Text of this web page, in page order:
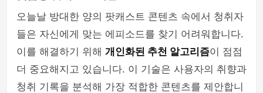
오늘날 방대한 양의 팟캐스트 콘텐츠 속에서 청취자
들은 자신에게 맞는 에피소드를 찾기 어려워합니다.
이를 해결하기 위해 개인화된 추천 알고리즘이 점점
더 중요해지고 있습니다. 이 기술은 사용자의 취향과
청취 기록을 분석해 가장 적합한 콘텐츠를 제안합니